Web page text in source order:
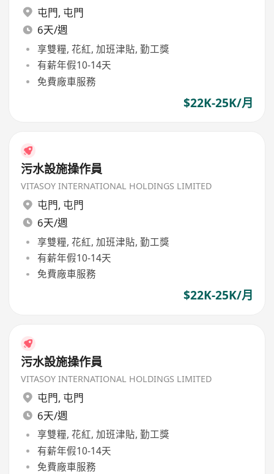
屯門, 屯門
6天/週
享雙糧, 花紅, 加班津貼, 勤工獎
有薪年假10-14天
免費廠車服務
$22K-25K/月
污水設施操作員
VITASOY INTERNATIONAL HOLDINGS LIMITED
屯門, 屯門
6天/週
享雙糧, 花紅, 加班津貼, 勤工獎
有薪年假10-14天
免費廠車服務
$22K-25K/月
污水設施操作員
VITASOY INTERNATIONAL HOLDINGS LIMITED
屯門, 屯門
6天/週
享雙糧, 花紅, 加班津貼, 勤工獎
有薪年假10-14天
免費廠車服務